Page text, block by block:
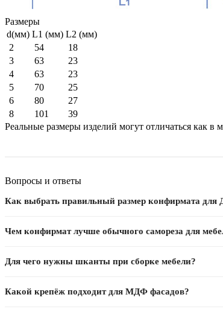
Размеры
d(мм) L1 (мм) L2 (мм)
2
54
18
3
63
23
4
63
23
5
70
25
6
80
27
8
101
39
Реальные размеры изделий могут отличаться как
Вопросы и ответы
Как выбрать правильный размер конфирмата для
Чем конфирмат лучше обычного самореза для
Для чего нужны шканты при сборке мебели?
Какой крепёж подходит для МДФ фасадов?